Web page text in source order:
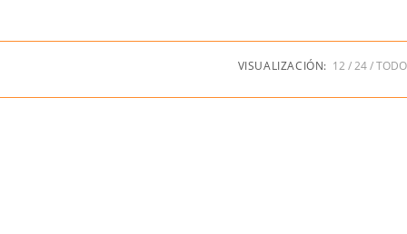
VISUALIZACIÓN: 12 24 TODO